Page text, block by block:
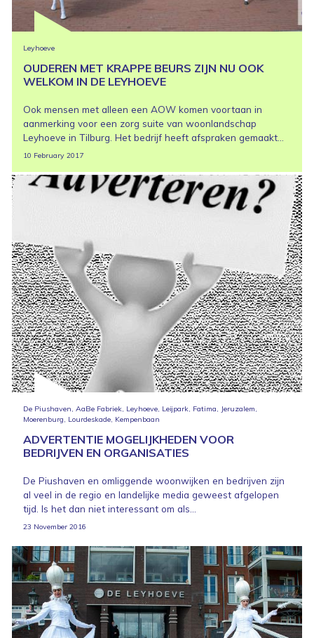
Leyhoeve
OUDEREN MET KRAPPE BEURS ZIJN NU OOK
WELKOM IN DE LEYHOEVE
Ook mensen met alleen een AOW komen voortaan in
aanmerking voor een zorg suite van woonlandschap
Leyhoeve in Tilburg. Het bedrijf heeft afspraken gemaakt...
10 February 2017
De Piushaven, AaBe Fabriek, Leyhoeve, Leijpark, Fatima, Jeruzalem,
Moerenburg, Lourdeskade, Kempenbaan
ADVERTENTIE MOGELIJKHEDEN VOOR
BEDRIJVEN EN ORGANISATIES
De Piushaven en omliggende woonwijken en bedrijven zijn
al veel in de regio en landelijke media geweest afgelopen
tijd. Is het dan niet interessant om als...
23 November 2016